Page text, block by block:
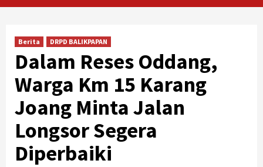
Berita DRPD BALIKPAPAN
Dalam Reses Oddang,
Warga Km 15 Karang
Joang Minta Jalan
Longsor Segera
Diperbaiki